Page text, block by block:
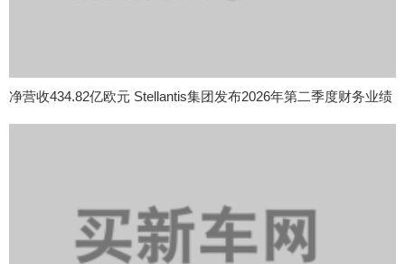
净营收434.82亿欧元 Stellantis集团发布2026年第二季度财务业绩